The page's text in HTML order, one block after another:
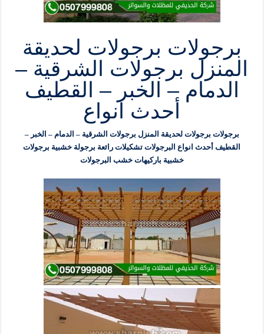
برجولات برجولات لحديقة
المنزل برجولات الشرقية –
الدمام – الخبر – القطيف
أحدث انواع
برجولات برجولات لحديقة المنزل برجولات الشرقية – الدمام – الخبر –
القطيف أحدث انواع البرجولات تشكيلات رائعة برجولة خشبية برجولات
خشبية باركيهات خشب البرجولات